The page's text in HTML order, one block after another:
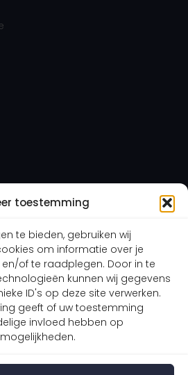
toestemming
te bieden, gebruiken wij
om informatie over je
of te raadplegen. Door in te
kunnen wij gegevens
ID's op deze site verwerken.
geeft of uw toestemming
invloed hebben op
direct in behandeling
schadevergoeding
Nederland
huisbezoek
Letselschade Advocaten